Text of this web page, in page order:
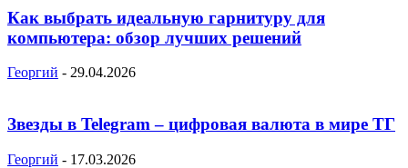
Как выбрать идеальную гарнитуру для
компьютера: обзор лучших решений
Георгий - 29.04.2026
Звезды в Telegram – цифровая валюта в мире ТГ
Георгий - 17.03.2026